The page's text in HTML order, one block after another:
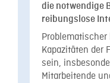
die notwendige
reibungslose
Kapazitäten der
sein,
Mitarbeitende